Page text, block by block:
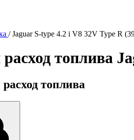
/ Jaguar S-type 4.2 i V8 32V Type R
топлива
топлива